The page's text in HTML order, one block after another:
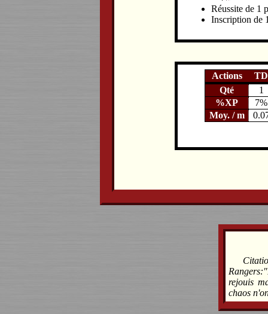
Réussite de 1
Inscription de
Actions
TD
Qté
1
%XP
7%
Moy. / m
rejouis
chaos